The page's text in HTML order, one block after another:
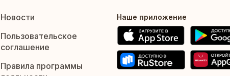
Новости
Пользовательское
соглашение
Правила программы
Наше приложение